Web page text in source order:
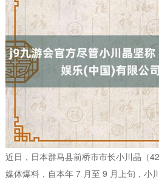
近日，日本群马县前桥市市长小川晶（
媒体爆料，自本年 7 月至 9 月上旬，小